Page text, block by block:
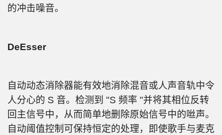
的冲击噪音。
DeEsser
自动动态消除器能有效地消除混音或人声音轨中令
人分心的 S 音。检测到 "S 频率 "并将其相位反转
回主信号中，从而简单地删除原始信号中的咝声。
自动阈值控制可保持恒定的处理，即使歌手与麦克